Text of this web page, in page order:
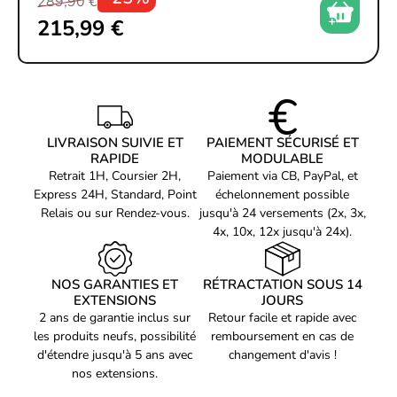
BIOS
ROM Flash 256 Mb, BIOS AMI
Gestionabilité
WOL par PME, PXE
package caoutchouc M.2,
packages de vis, câbles SATA
Système d'exploitation
Windows 11
Format
Format ATX, 12 pouces x 9,6
pouces (30,5 cm x 24,4 cm)
Code EAN
Référence produit
Référence constructeur
90MB1IS0-M0EAY0
Voir produits Asus
Voir les carte mère Asus
215,99 €
LIVRAISON SUIVIE ET
RAPIDE
Retrait 1H, Coursier 2H,
Express 24H, Standard, Point
Relais ou sur Rendez-vous.
PAIEMENT SÉCURISÉ ET
MODULABLE
Paiement via CB, PayPal, et
échelonnement possible
jusqu'à 24 versements (2x, 3x,
4x, 10x, 12x jusqu'à 24x).
NOS GARANTIES ET
EXTENSIONS
2 ans de garantie inclus sur
les produits neufs, possibilité
d'étendre jusqu'à 5 ans avec
nos extensions.
RÉTRACTATION SOUS 14
JOURS
Retour facile et rapide avec
remboursement en cas de
changement d'avis !